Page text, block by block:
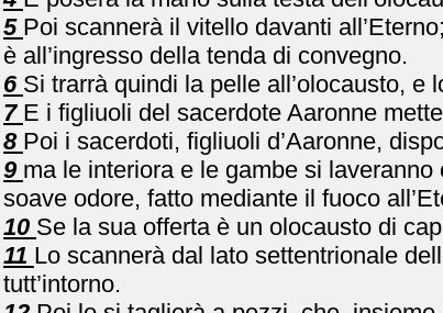
5 Poi scannerà il vitello davanti
è all’ingresso della tenda di convegno.
6 Si trarrà quindi la pelle all’olocausto, e
7 E i figliuoli del sacerdote Aaronne
8 Poi i sacerdoti, figliuoli d’Aaronne,
9 ma le interiora e le gambe si
soave odore, fatto mediante il fuoco
10 Se la sua offerta è un olocausto di
11 Lo scannerà dal lato settentrionale
tutt’intorno.